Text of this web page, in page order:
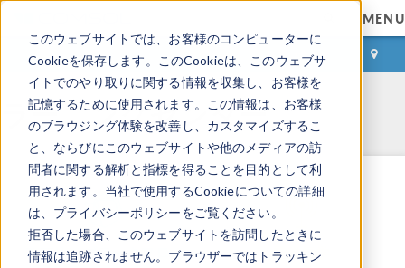
このウェブサイトでは、お客様のコンピューターに
Cookieを保存します。このCookieは、このウェブサ
イトでのやり取りに関する情報を収集し、お客様を
記憶するために使用されます。この情報は、お客様
のブラウジング体験を改善し、カスタマイズするこ
と、ならびにこのウェブサイトや他のメディアの訪
問者に関する解析と指標を得ることを目的として利
用されます。当社で使用するCookieについての詳細
は、プライバシーポリシーをご覧ください。
拒否した場合、このウェブサイトを訪問したときに
情報は追跡されません。ブラウザーではトラッキン
MENU
ログイン お問い合わせ
ラーニングセンター
モデリングワークフロー 電磁気学